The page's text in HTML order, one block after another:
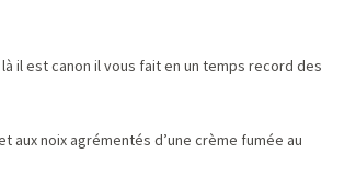
il est canon il vous fait en un temps record des
noix agrémentés d’une crème fumée au